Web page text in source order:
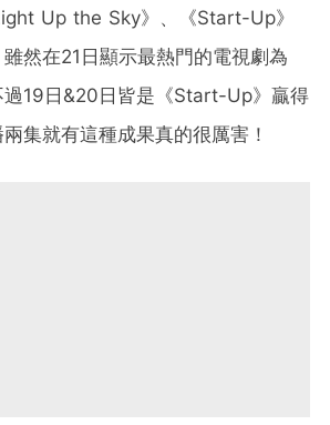
Up the Sky》、《Start-Up》
然在21日顯示最熱門的電視劇為
過19日&20日皆是《Start-Up》贏得
集就有這種成果真的很厲害！